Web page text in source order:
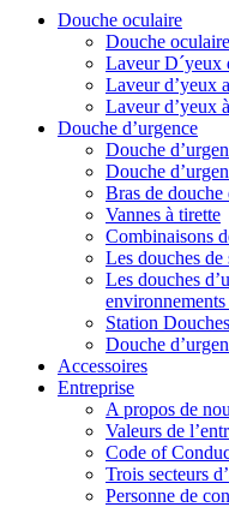
Douche oculaire
Douche
Laveur D´yeux
Laveur d’yeux
Laveur d’yeux
Douche d’urgence
Douche
Douche
Bras de douche
Vannes à tirette
Combinaisons
Les douches de
Les douches
environnements
Station
Douche
Accessoires
Entreprise
A propos de
Valeurs de
Code of
Trois secteurs
Personne de